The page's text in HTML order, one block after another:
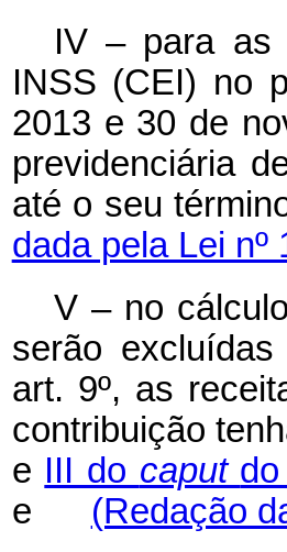
IV – para as
INSS (CEI) no
2013 e 30 de
previdenciária
até o seu
dada pela Lei nº
V – no
serão
art. 9º, as
contribuição
e III do caput
e (Redação